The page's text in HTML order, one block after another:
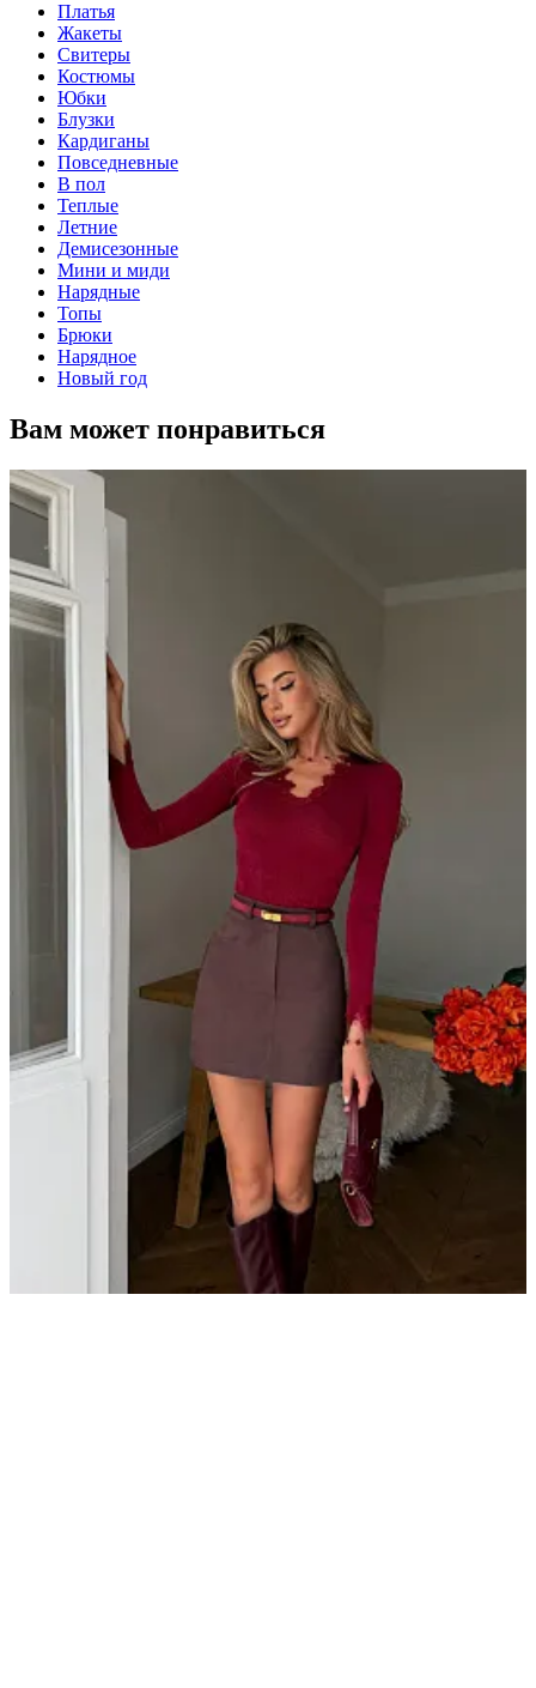
Платья
Жакеты
Свитеры
Костюмы
Юбки
Блузки
Кардиганы
Повседневные
В пол
Теплые
Летние
Демисезонные
Мини и миди
Нарядные
Топы
Брюки
Нарядное
Новый год
Вам может понравиться